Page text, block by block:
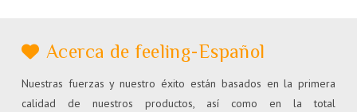
Acerca de feeling-Español
Nuestras fuerzas y nuestro éxito están basados en la primera
calidad de nuestros productos, así como en la total